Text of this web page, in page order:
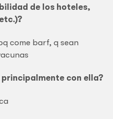
de los hoteles,
come barf, q sean
con ella?